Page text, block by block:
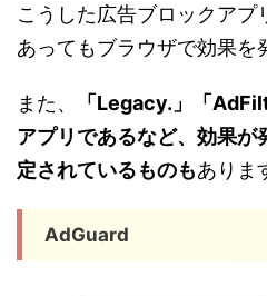
こうした広告ブロックア
あってもブラウザで効果を
また、
「Legacy.」「
アプリであるなど、効果が
定されているものもありま
AdGuard